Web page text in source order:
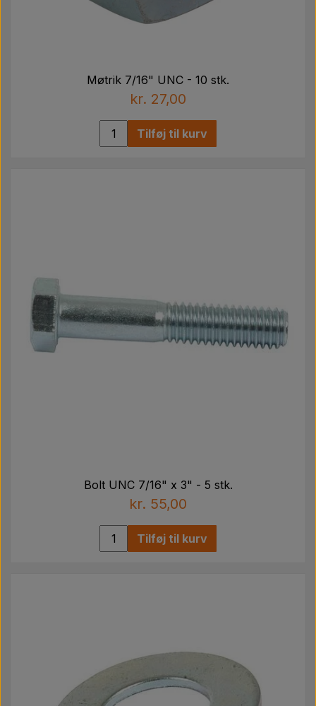
Møtrik 7/16" UNC - 10 stk.
kr. 27,00
Tilføj til kurv
Bolt UNC 7/16" x 3" - 5 stk.
kr. 55,00
Tilføj til kurv